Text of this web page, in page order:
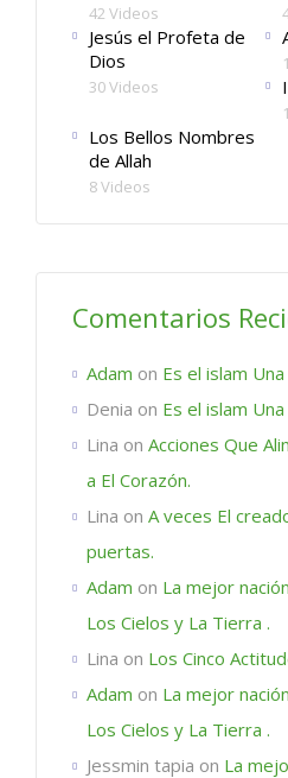
42 Videos
Jesús el Profeta de
Dios
30 Videos
Los Bellos Nombres
de Allah
8 Videos
Comentarios
Adam on Es el islam
Denia on Es el islam
Lina on Acciones Que
a El Corazón.
Lina on A veces El
puertas.
Adam on La mejor
Los Cielos y La Tierra .
Lina on Los Cinco
Adam on La mejor
Los Cielos y La Tierra .
Jessmin tapia on La